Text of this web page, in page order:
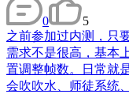
0
5
之前参加过内测，只
需求不是很高，基本
置调整帧数。日常就
会吹吹水、师徒系统